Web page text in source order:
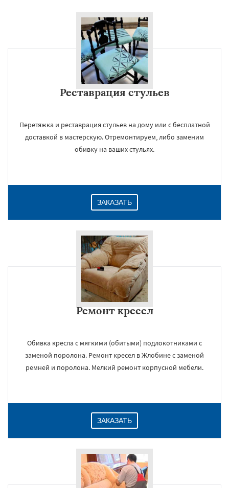
Реставрация стульев
Перетяжка и реставрация стульев на дому или с бесплатной
доставкой в мастерскую. Отремонтируем, либо заменим
обивку на ваших стульях.
ЗАКАЗАТЬ
Ремонт кресел
Обивка кресла с мягкими (обитыми) подлокотниками с
заменой поролона. Ремонт кресел в Жлобине с заменой
ремней и поролона. Мелкий ремонт корпусной мебели.
ЗАКАЗАТЬ